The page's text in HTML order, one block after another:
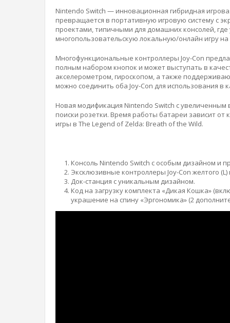
Nintendo Switch — инновационная гибридная
превращается в портативную игровую систему с
проектами, типичными для домашних консолей,
многопользовательскую локальную/онлайн игру на
Многофункциональные контроллеры Joy-Con
полным набором кнопок и может выступать в
акселерометром, гироскопом, а также
можно соединить оба Joy-Con для использования в
Новая модификация Nintendo Switch с
поиски розетки. Время работы батареи зависит
игры в The Legend of Zelda: Breath of the Wild.
Консоль Nintendo Switch с особым дизайном и
Эксклюзивные контроллеры Joy-Con желтого (L)
Док-станция с уникальным дизайном.
Код на загрузку комплекта «Дикая Кошка»
украшение на спину «Эргономика» (2